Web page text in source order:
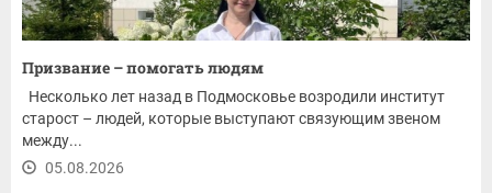
Призвание – помогать людям
Несколько лет назад в Подмосковье возродили институт
старост – людей, которые выступают связующим звеном
между...
05.08.2026